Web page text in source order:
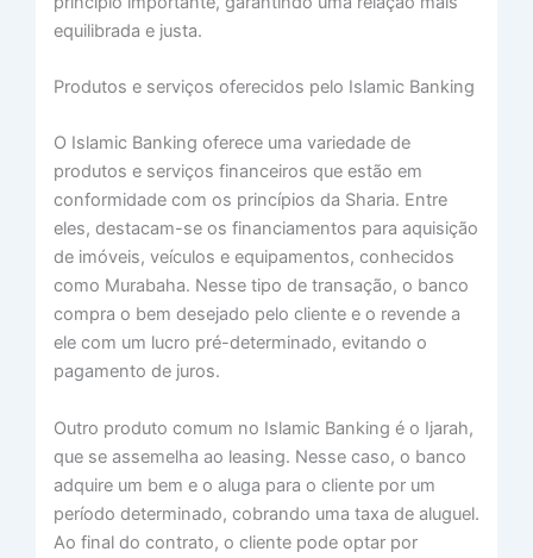
equilibrada e justa.
Produtos e serviços oferecidos pelo Islamic Banking
O Islamic Banking oferece uma variedade de
produtos e serviços financeiros que estão em
conformidade com os princípios da Sharia. Entre
eles, destacam-se os financiamentos para aquisição
de imóveis, veículos e equipamentos, conhecidos
como Murabaha. Nesse tipo de transação, o banco
compra o bem desejado pelo cliente e o revende a
ele com um lucro pré-determinado, evitando o
pagamento de juros.
Outro produto comum no Islamic Banking é o Ijarah,
que se assemelha ao leasing. Nesse caso, o banco
adquire um bem e o aluga para o cliente por um
período determinado, cobrando uma taxa de aluguel.
Ao final do contrato, o cliente pode optar por